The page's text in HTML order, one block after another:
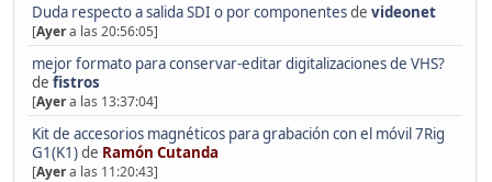
Duda respecto a salida SDI o por componentesde videonet
[Ayera las 20:56:05]
mejor formato para conservar-editar digitalizaciones de VHS?
de fistros
[Ayera las 13:37:04]
Kit de accesorios magnéticos para grabación con el móvil 7Rig
G1(K1)de Ramón Cutanda
[Ayera las 11:20:43]